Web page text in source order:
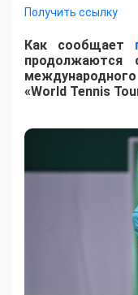
Получить ссылку
Как сообщает
продолжаются
«World Tennis